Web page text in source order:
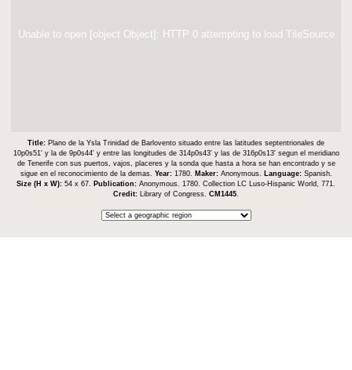
Unable to open [object Object]: HTTP 0 attempting to load TileSource
Title: Plano de la Ysla Trinidad de Barlovento situado entre las latitudes septentrionales de
10p0s51ʹ y la de 9p0s44ʹ y entre las longitudes de 314p0s43ʹ y las de 316p0s13ʹ segun el meridiano
de Tenerife con sus puertos, vajos, placeres y la sonda que hasta a hora se han encontrado y se
sigue en el reconocimiento de la demas. Year: 1780. Maker: Anonymous. Language: Spanish.
Size (H x W): 54 x 67. Publication: Anonymous. 1780. Collection LC Luso-Hispanic World, 771.
Credit:
Library of Congress. CM1445